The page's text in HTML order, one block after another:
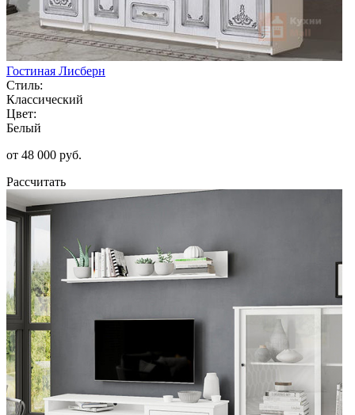
Гостиная Лисберн
Стиль:
Классический
Цвет:
Белый
от 48 000 руб.
Рассчитать